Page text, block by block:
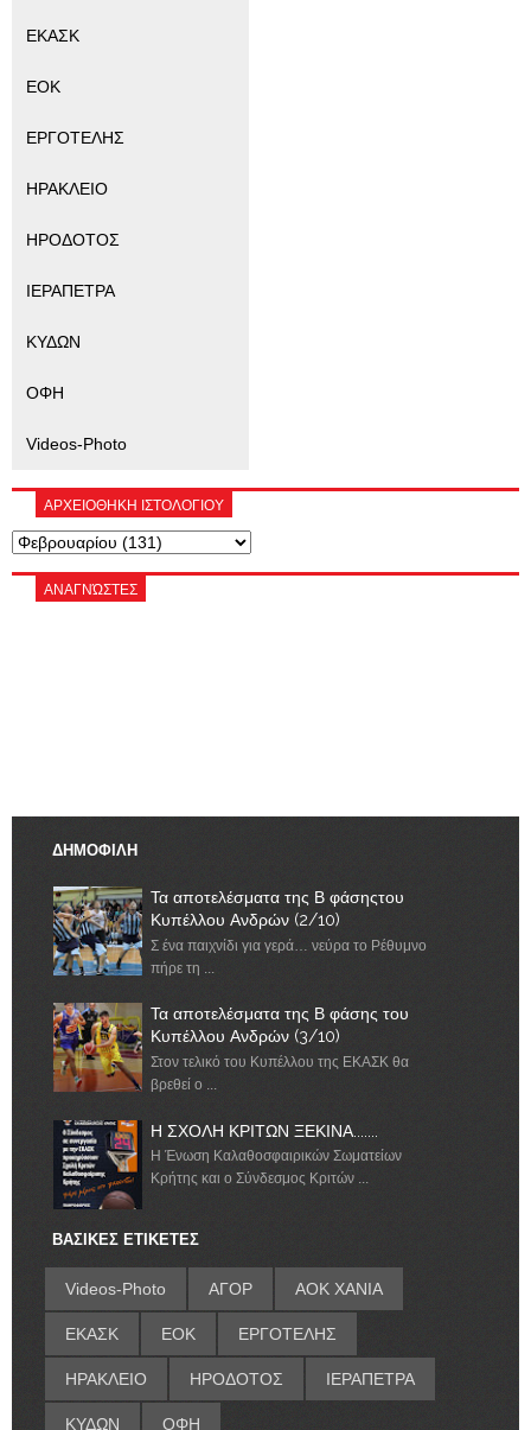
ΕΚΑΣΚ
ΕΟΚ
ΕΡΓΟΤΕΛΗΣ
ΗΡΑΚΛΕΙΟ
ΗΡΟΔΟΤΟΣ
ΙΕΡΑΠΕΤΡΑ
ΚΥΔΩΝ
ΟΦΗ
Videos-Photo
ΑΡΧΕΙΟΘΗΚΗ ΙΣΤΟΛΟΓΙΟΥ
ΑΝΑΓΝΏΣΤΕΣ
ΔΗΜΟΦΙΛΗ
Τα αποτελέσματα της Β φάσηςτου
Κυπέλλου Ανδρών (2/10)
Σ ένα παιχνίδι για γερά… νεύρα το Ρέθυμνο
πήρε τη ...
Τα αποτελέσματα της Β φάσης του
Κυπέλλου Ανδρών (3/10)
Στον τελικό του Κυπέλλου της ΕΚΑΣΚ θα
βρεθεί ο ...
Η ΣΧΟΛΗ ΚΡΙΤΩΝ ΞΕΚΙΝΑ.......
Η Ένωση Καλαθοσφαιρικών Σωματείων
Κρήτης και ο Σύνδεσμος Κριτών ...
ΒΑΣΙΚΕΣ ΕΤΙΚΕΤΕΣ
Videos-Photo ΑΓΟΡ ΑΟΚ ΧΑΝΙΑ
ΕΚΑΣΚ ΕΟΚ ΕΡΓΟΤΕΛΗΣ
ΗΡΑΚΛΕΙΟ ΗΡΟΔΟΤΟΣ ΙΕΡΑΠΕΤΡΑ
ΚΥΔΩΝ ΟΦΗ